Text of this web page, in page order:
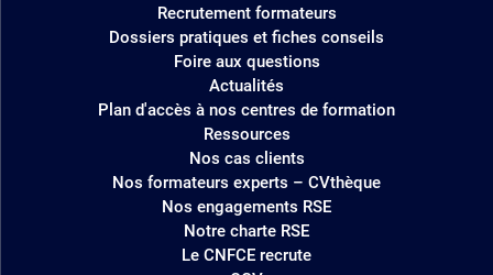
Recrutement formateurs
Dossiers pratiques et fiches conseils
Foire aux questions
Actualités
Plan d'accès à nos centres de formation
Ressources
Nos cas clients
Nos formateurs experts – CVthèque
Nos engagements RSE
Notre charte RSE
Le CNFCE recrute